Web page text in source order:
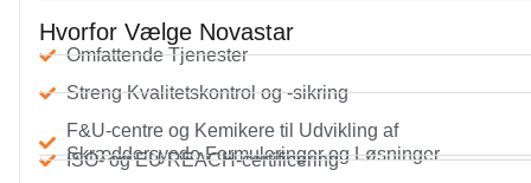
Hvorfor Vælge Novastar
Omfattende Tjenester
Streng Kvalitetskontrol og -sikring
F&U-centre og Kemikere til Udvikling af
Skræddersyede Formuleringer og Løsninger
ISO- og EU REACH-certificering